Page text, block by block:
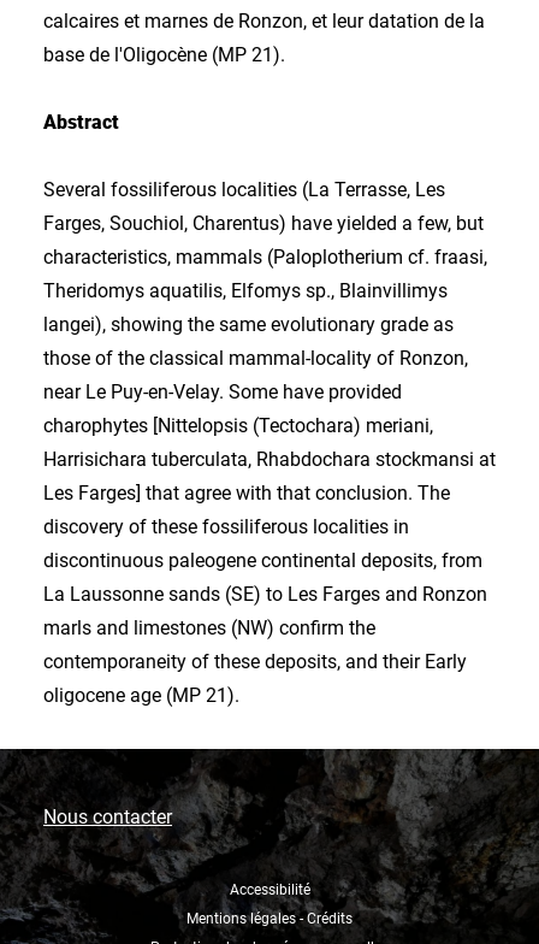
calcaires et marnes de Ronzon, et leur datation de la
base de l'Oligocène (MP 21).
Abstract
Several fossiliferous localities (La Terrasse, Les
Farges, Souchiol, Charentus) have yielded a few, but
characteristics, mammals (Paloplotherium cf. fraasi,
Theridomys aquatilis, Elfomys sp., Blainvillimys
langei), showing the same evolutionary grade as
those of the classical mammal-locality of Ronzon,
near Le Puy-en-Velay. Some have provided
charophytes [Nittelopsis (Tectochara) meriani,
Harrisichara tuberculata, Rhabdochara stockmansi at
Les Farges] that agree with that conclusion. The
discovery of these fossiliferous localities in
discontinuous paleogene continental deposits, from
La Laussonne sands (SE) to Les Farges and Ronzon
marls and limestones (NW) confirm the
contemporaneity of these deposits, and their Early
oligocene age (MP 21).
Nous contacter
Accessibilité
Mentions légales - Crédits